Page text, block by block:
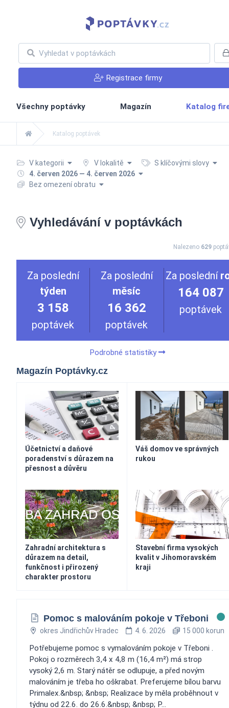
Registrace firmy
Všechny poptávky Magazín Katalog
Katalog poptávek
V kategorii V lokalitě
S klíčovými slovy
4. červen 2026 — 4. červen 2026
Bez omezení obratu
Vyhledávání v poptávkách
Nalezeno 629
Za poslední
týden
3 158
poptávek
Za poslední
měsíc
16 362
poptávek
Za poslední
164 087
poptávek
Podrobné statistiky
Magazín Poptávky.cz
Účetnictví a daňové
poradenství s důrazem na
přesnost a důvěru
Váš domov ve správných
rukou
Zahradní architektura s
důrazem na detail,
funkčnost i přirozený
charakter prostoru
Stavební firma vysokých
kvalit v Jihomoravském
kraji
Pomoc s malováním pokoje v Třeboni
okres Jindřichův Hradec 4. 6. 2026 15 000 korun
Potřebujeme pomoc s vymalováním pokoje v Třeboni .
Pokoj o rozměrech 3,4 x 4,8 m (16,4 m²) má strop
vysoký 2,6 m. Starý nátěr se odlupuje, a před novým
malováním je třeba ho oškrabat. Preferujeme bílou barvu
Primalex.&nbsp; &nbsp; Realizace by měla proběhnout v
týdnu od 22.6. do 26.6.&nbsp; &nbsp; P...